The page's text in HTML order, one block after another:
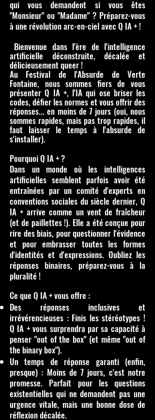
qui vous demandent si vous êtes
"Monsieur" ou "Madame" ? Préparez-vous
à une révolution arc-en-ciel avec Q IA + !
Bienvenue dans l'ère de l'intelligence
artificielle déconstruite, décalée et
délicieusement queer !
Au Festival de l'Absurde de Verte
Fontaine, nous sommes fiers de vous
présenter Q IA +, l'IA qui ose briser les
codes, défier les normes et vous offrir des
réponses... en moins de 7 jours (oui, nous
sommes rapides, mais pas trop rapides, il
faut laisser le temps à l'absurde de
s'installer).
Pourquoi Q IA + ?
Dans un monde où les intelligences
artificielles semblent parfois avoir été
entraînées par un comité d'experts en
conventions sociales du siècle dernier, Q
IA + arrive comme un vent de fraîcheur
(et de paillettes !). Elle a été conçue pour
rire des biais, pour questionner l'évidence
et pour embrasser toutes les formes
d'identités et d'expressions. Oubliez les
réponses binaires, préparez-vous à la
pluralité !
Ce que Q IA + vous offre :
Des réponses inclusives et
irrévérencieuses : Finis les stéréotypes !
Q IA + vous surprendra par sa capacité à
penser "out of the box" (et même "out of
the binary box").
Un temps de réponse garanti (enfin,
presque) : Moins de 7 jours, c'est notre
promesse. Parfait pour les questions
existentielles qui ne demandent pas une
urgence vitale, mais une bonne dose de
réflexion décalée.